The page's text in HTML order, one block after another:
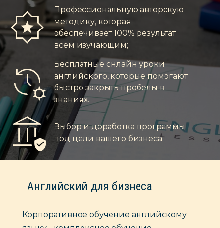
award_star
Профессиональную авторскую
методику, которая
обеспечивает 100% результат
всем изучающим;
manage_history
Бесплатные онлайн уроки
английского, которые помогают
быстро закрыть пробелы в
знаниях.
assured_workload
Выбор и доработка программы
под цели вашего бизнеса
Английский для бизнеса
Корпоративное обучение английскому